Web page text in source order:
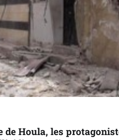
de Houla, les